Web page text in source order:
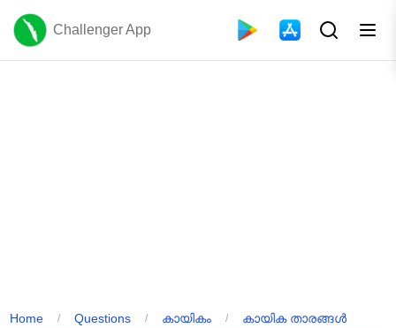
Challenger App
Home / Questions / കായികം / കായിക താരങ്ങൾ